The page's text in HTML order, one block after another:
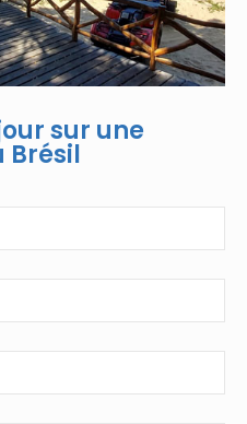
sur une
Brésil